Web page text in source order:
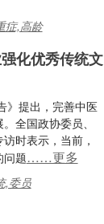
症,高龄
化优秀传统文
》提出，完善中医
全国政协委员、
时表示，当前，
问题……更多
,委员